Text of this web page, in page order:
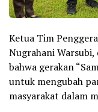
Ketua Tim
Nugrahani
bahwa gerakan
untuk mengubah
masyarakat dalam